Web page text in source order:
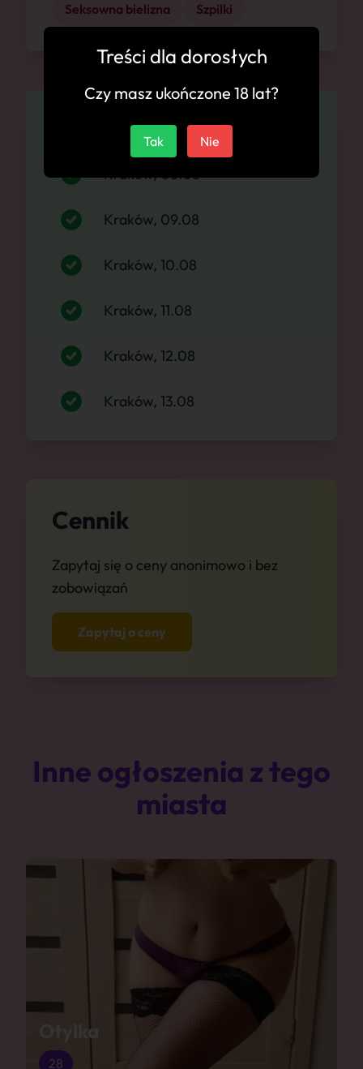
Seksowna bielizna Szpilki
Dostępność
Kraków, 08.08
Kraków, 09.08
Kraków, 10.08
Kraków, 11.08
Kraków, 12.08
Kraków, 13.08
Cennik
Zapytaj się o ceny anonimowo i bez
zobowiązań
Zapytaj o ceny
Inne ogłoszenia z tego
miasta
Otylka
28
Treści dla dorosłych
Czy masz ukończone 18 lat?
Tak Nie